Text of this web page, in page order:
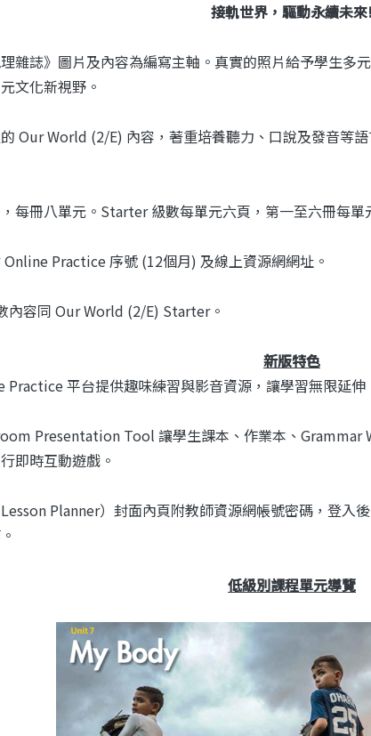
接軌世界，驅動永續未
雜誌》圖片及內容為編寫主軸。真實的照片給予學生多
文化新視野。
Our World (2/E) 內容，著重培養聽力、口說及發音等
每冊八單元。Starter 級數每單元六頁，第一至六冊每單
Practice 序號 (12個月) 及線上資源網網址。
容同 Our World (2/E) Starter。
新版特色
平台提供趣味練習與影音資源，讓學習無限延伸
Presentation Tool 讓學生課本、作業本、Grammar
即時互動遊戲。
Planner）封面內頁附教師資源網帳號密碼，登入
低級別課程單元導覽